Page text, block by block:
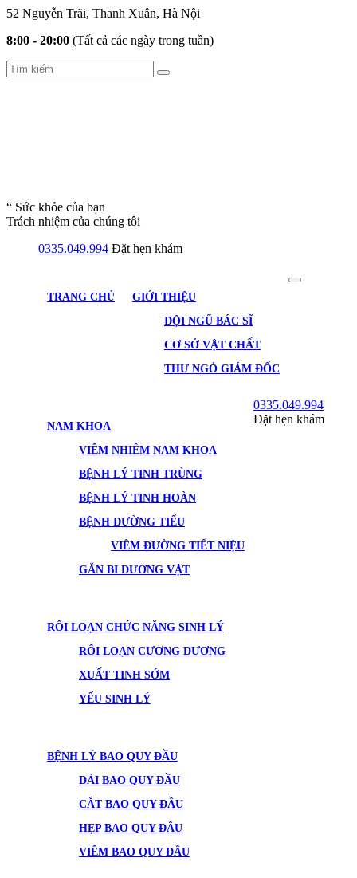
52 Nguyễn Trãi, Thanh Xuân, Hà Nội
8:00 - 20:00 (Tất cả các ngày trong tuần)
“ Sức khỏe của bạn
Trách nhiệm của chúng tôi
0335.049.994 Đặt hẹn khám
TRANG CHỦ
GIỚI THIỆU
ĐỘI NGŨ BÁC SĨ
CƠ SỞ VẬT CHẤT
THƯ NGỎ GIÁM ĐỐC
NAM KHOA
VIÊM NHIỄM NAM KHOA
BỆNH LÝ TINH TRÙNG
BỆNH LÝ TINH HOÀN
BỆNH ĐƯỜNG TIỂU
VIÊM ĐƯỜNG TIẾT NIỆU
GẮN BI DƯƠNG VẬT
RỐI LOẠN CHỨC NĂNG SINH LÝ
RỐI LOẠN CƯƠNG DƯƠNG
XUẤT TINH SỚM
YẾU SINH LÝ
BỆNH LÝ BAO QUY ĐẦU
DÀI BAO QUY ĐẦU
CẮT BAO QUY ĐẦU
HẸP BAO QUY ĐẦU
VIÊM BAO QUY ĐẦU
0335.049.994
Đặt hẹn khám